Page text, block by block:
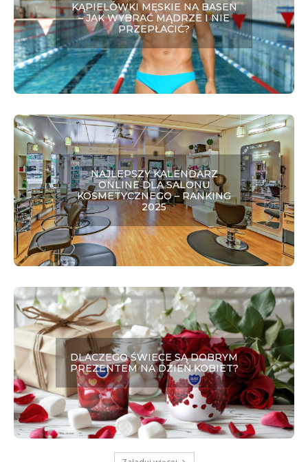
KĄPIELÓWKI MĘSKIE NA BASEN
– JAK WYBRAĆ MĄDRZE I NIE
PRZEPŁACIĆ?
NAJLEPSZY KALENDARZ
ONLINE DLA SALONU
KOSMETYCZNEGO – RANKING
2025
DLACZEGO ŚWIECE SĄ DOBRYM
PREZENTEM NA DZIEŃ KOBIET?